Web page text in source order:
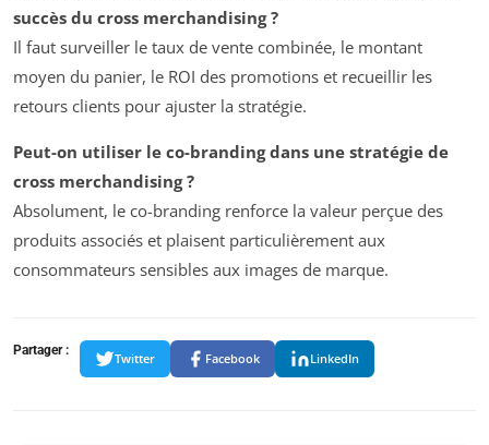
succès du cross merchandising ?
Il faut surveiller le taux de vente combinée, le montant
moyen du panier, le ROI des promotions et recueillir les
retours clients pour ajuster la stratégie.
Peut-on utiliser le co-branding dans une stratégie de
cross merchandising ?
Absolument, le co-branding renforce la valeur perçue des
produits associés et plaisent particulièrement aux
consommateurs sensibles aux images de marque.
Partager :
Twitter Facebook LinkedIn